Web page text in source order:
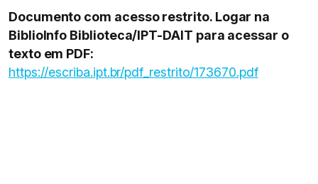
Documento com acesso restrito. Logar na
BiblioInfo Biblioteca/IPT-DAIT para acessar o
texto em PDF:
https://escriba.ipt.br/pdf_restrito/173670.pdf